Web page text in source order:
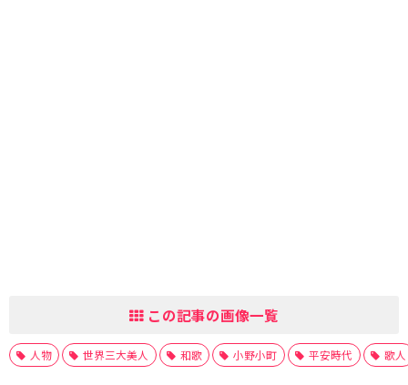
この記事の画像一覧
人物 世界三大美人 和歌 小野小町 平安時代 歌人